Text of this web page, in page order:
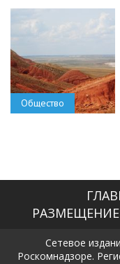
Общество
Сетевое
Роскомнадзоре.